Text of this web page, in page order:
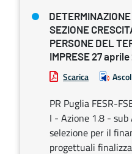
SEZIONE
PERSONE DEL
IMPRESE 27
Scarica
PR Puglia FESR-
I - Azione 1.8 - sub
selezione per il
progettuali